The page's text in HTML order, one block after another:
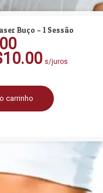
Buço – 1 Sessão
10.00 s/juros
carrinho